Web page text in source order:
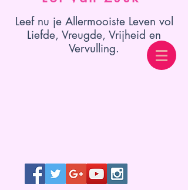
Leef nu je Allermooiste Leven vol
Liefde, Vreugde, Vrijheid en
Vervulling.